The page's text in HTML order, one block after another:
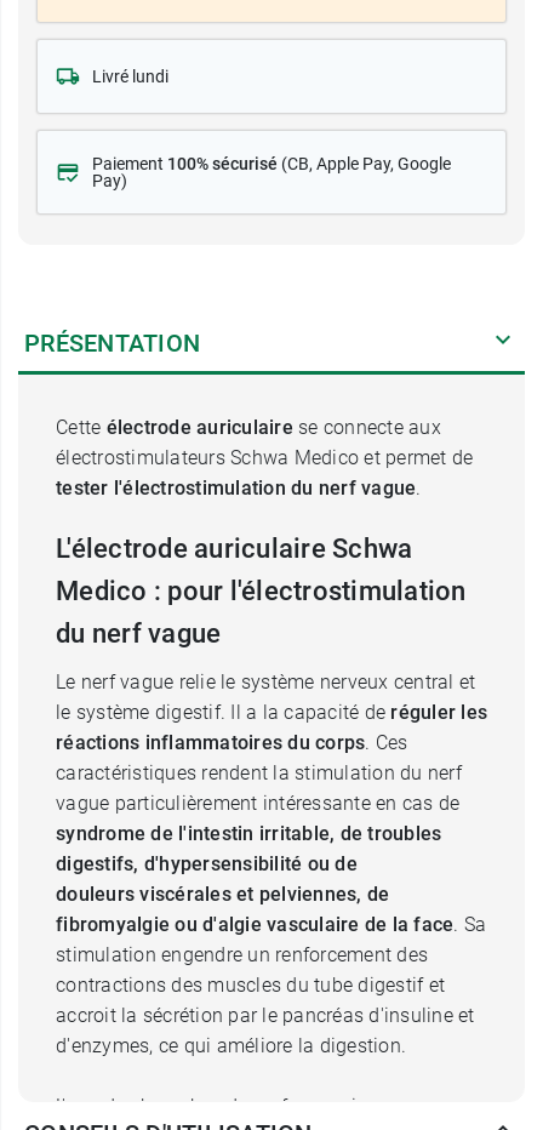
Livré lundi
Paiement 100% sécurisé (CB, Apple Pay, Google
Pay)
PRÉSENTATION
Cette électrode auriculaire se connecte aux
électrostimulateurs Schwa Medico et permet de
tester l'électrostimulation du nerf vague.
L'électrode auriculaire Schwa
Medico : pour l'électrostimulation
du nerf vague
Le nerf vague relie le système nerveux central et
le système digestif. Il a la capacité de réguler les
réactions inflammatoires du corps. Ces
caractéristiques rendent la stimulation du nerf
vague particulièrement intéressante en cas de
syndrome de l'intestin irritable, de troubles
digestifs, d'hypersensibilité ou de
douleurs viscérales et pelviennes, de
fibromyalgie ou d'algie vasculaire de la face. Sa
stimulation engendre un renforcement des
contractions des muscles du tube digestif et
accroit la sécrétion par le pancréas d'insuline et
d'enzymes, ce qui améliore la digestion.
L'une des branches du nerf vague innerve une